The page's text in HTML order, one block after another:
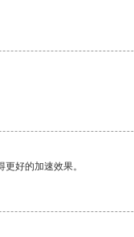
好的加速效果。